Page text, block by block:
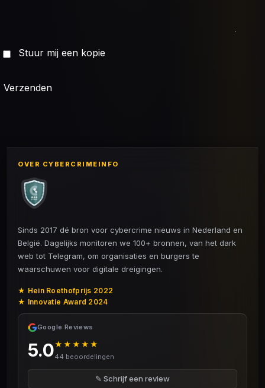
Stuur mij een kopie
Verzenden
OVER CYBERCRIMEINFO
Sinds 2017 dé bron voor cybercrime nieuws in Nederland en
België. Dagelijks monitoren we 100+ bronnen, van het dark
web tot Telegram, om organisaties en burgers te
waarschuwen voor digitale dreigingen.
★ Hein Roethofprijs 2022
★ Innovatie Award 2024
Google Reviews
5.0★★★★★
44 beoordelingen
✎ Schrijf een review